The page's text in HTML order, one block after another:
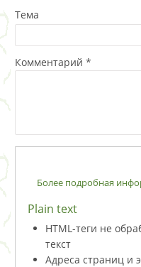
Тема
Комментарий *
Более подробная
Plain text
HTML-теги не
текст
Адреса страниц и